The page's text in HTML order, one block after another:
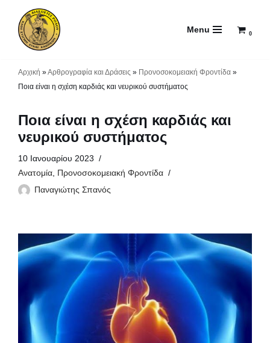
Μεταπηδήστε
Menu 0
Αρχική »Αρθρογραφία και Δράσεις » Προνοσοκομειακή Φροντίδα »
Ποια είναι η σχέση καρδιάς και νευρικού συστήματος
Ποια είναι η σχέση καρδιάς και
νευρικού συστήματος
10 Ιανουαρίου 2023
Ανατομία, Προνοσοκομειακή Φροντίδα
Παναγιώτης Σπανός